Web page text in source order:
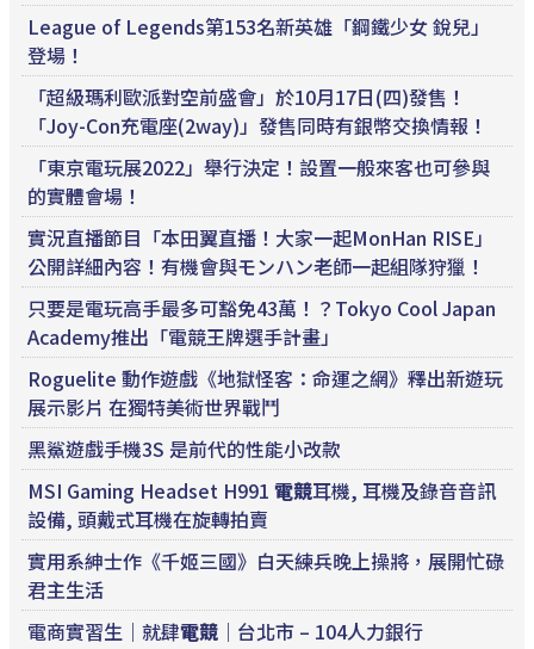
League of Legends第153名新英雄「鋼鐵少女 銳兒」
登場！
「超級瑪利歐派對空前盛會」於10月17日(四)發售！
「Joy-Con充電座(2way)」發售同時有銀幣交換情報！
「東京電玩展2022」舉行決定！設置一般來客也可參與
的實體會場！
實況直播節目「本田翼直播！大家一起MonHan RISE」
公開詳細內容！有機會與モンハン老師一起組隊狩獵！
只要是電玩高手最多可豁免43萬！？Tokyo Cool Japan
Academy推出「電競王牌選手計畫」
Roguelite 動作遊戲《地獄怪客：命運之網》釋出新遊玩
展示影片 在獨特美術世界戰鬥
黑鯊遊戲手機3S 是前代的性能小改款
MSI Gaming Headset H991 電競耳機, 耳機及錄音音訊
設備, 頭戴式耳機在旋轉拍賣
實用系紳士作《千姬三國》白天練兵晚上操將，展開忙碌
君主生活
電商實習生｜就肆電競 ｜台北市 – 104人力銀行